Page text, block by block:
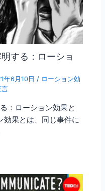
する：ローショ
年6月10日/ ローション効
言
：ローション効果と
効果とは、同じ事件に